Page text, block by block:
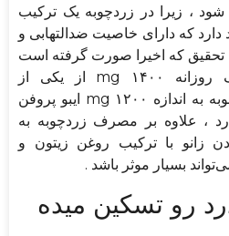
شود ، زیرا در زردچوبه یک ترکیب
دارد که دارای خاصیت ضدالتهابی و
تحقیق که اخیرا صورت گرفته است
مشخص شده که مصرف روزانه ۱۴۰۰ mg از یکی از
عصاره‌های موجود در زردچوبه به اندازه ۱۲۰۰ mg ایبو پروفن
، علاوه بر مصرف زردچوبه به
زانو با ترکیب روغن زیتون و
بسیار موثر باشد .
رو تسکین میده